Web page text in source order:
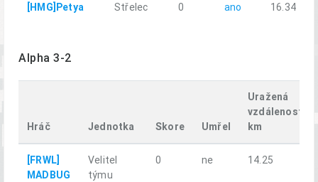
[HMG]Petya Střelec 0 ano 16.34
Alpha 3-2
Hráč Jednotka Skore Umřel
Uražená
vzdálenost,
km
[FRWL]
MADBUG
Velitel
týmu
0 ne 14.25